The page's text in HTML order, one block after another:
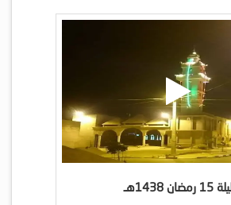
15 رمضان 1438هـ